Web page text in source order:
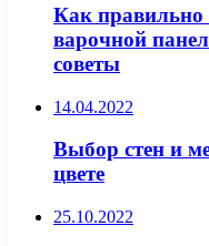
Как правильно
варочной
советы
14.04.2022
Выбор стен и
цвете
25.10.2022